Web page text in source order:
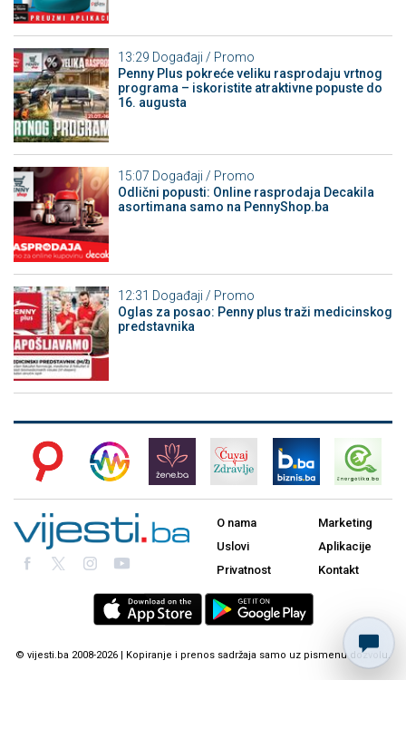
13:29 Događaji / Promo
Penny Plus pokreće veliku rasprodaju vrtnog
programa – iskoristite atraktivne popuste do
16. augusta
15:07 Događaji / Promo
Odlični popusti: Online rasprodaja Decakila
asortimana samo na PennyShop.ba
12:31 Događaji / Promo
Oglas za posao: Penny plus traži medicinskog
predstavnika
O nama
Uslovi
Privatnost
Marketing
Aplikacije
Kontakt
© vijesti.ba 2008-2026 | Kopiranje i prenos sadržaja samo uz pismenu dozvolu.